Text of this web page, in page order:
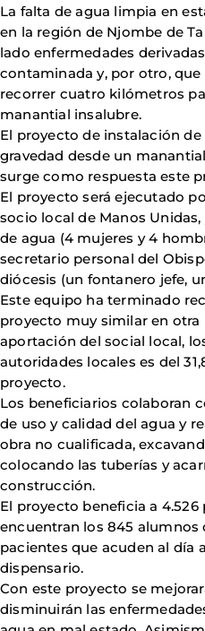
La falta de agua limpia en
en la región de Njombe de
lado enfermedades
contaminada y, por otro,
recorrer cuatro kilómetros
manantial insalubre.
El proyecto de instalación
gravedad desde un
surge como respuesta este
El proyecto será ejecutado
socio local de Manos
de agua (4 mujeres y 4
secretario personal del
diócesis (un fontanero jefe,
Este equipo ha terminado
proyecto muy similar en otra
aportación del social local,
autoridades locales es del
proyecto.
Los beneficiarios colaboran
de uso y calidad del agua y
obra no cualificada,
colocando las tuberías y
construcción.
El proyecto beneficia a
encuentran los 845 alumnos
pacientes que acuden al día
dispensario.
Con este proyecto se
disminuirán las